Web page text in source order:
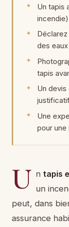
Un tapis
des
tapis
Un
Une
pour une
U ntapis
un
peut, dans
assurance